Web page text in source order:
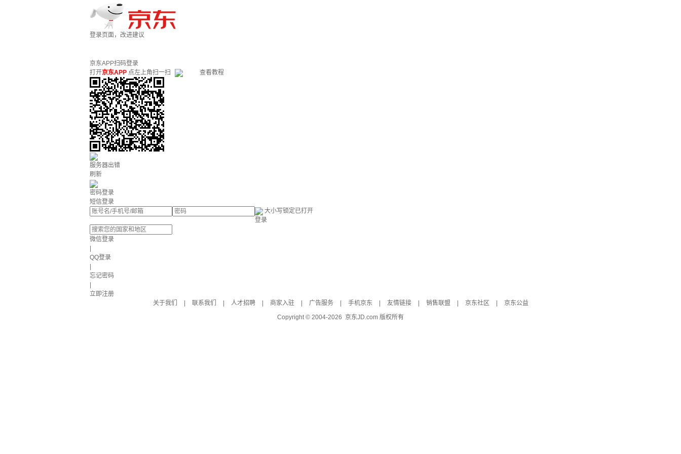
登录页面，改进建议
京东APP扫码登录
打开京东APP 点左上角扫一扫 查看教程
服务器出错
刷新
密码登录
短信登录
大小写锁定已打开
登录
微信登录
QQ登录
忘记密码
立即注册
关于我们
联系我们 人才招聘 商家入驻 广告服务 手机京东 友情链接 销售联盟 京东社区
京东公益
Copyright © 2004-2026 京东JD.com 版权所有